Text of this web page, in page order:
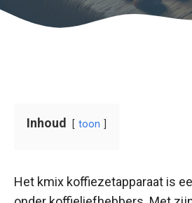
Inhoud toon
Het kmix koffiezetapparaat is